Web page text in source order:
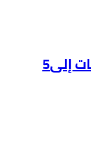
إسبانيا :ارتفاع ضحايا الفيضانات إلى5